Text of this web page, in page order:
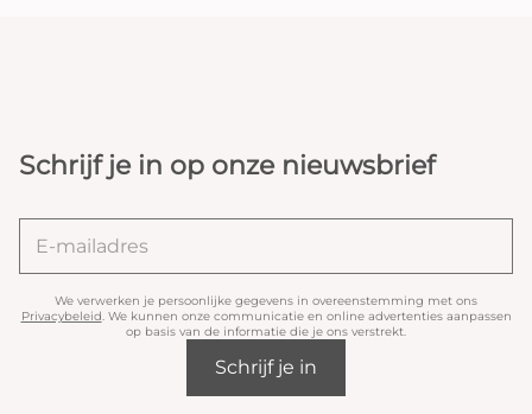
Schrijf je in op onze nieuwsbrief
We verwerken je persoonlijke gegevens in overeenstemming met ons
Privacybeleid. We kunnen onze communicatie en online advertenties aanpassen
op basis van de informatie die je ons verstrekt.
Schrijf je in